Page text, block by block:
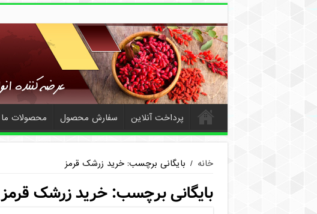
پرداخت آنلاین سفارش محصول محصولات ما
خانه / بایگانی برچسب: خرید زرشک قرمز
بایگانی برچسب:خرید زرشک قرمز